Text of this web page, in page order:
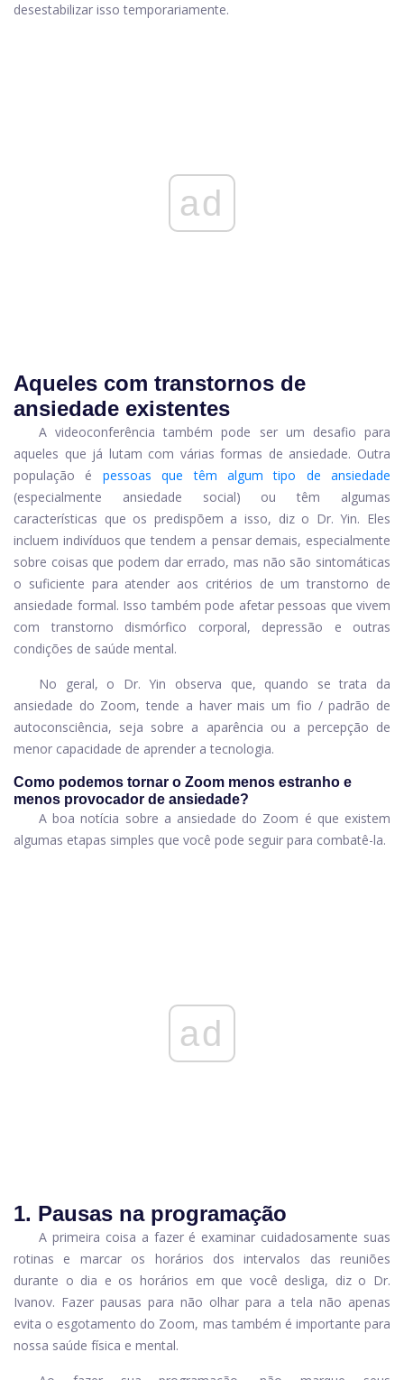
desestabilizar isso temporariamente.
ad
Aqueles com transtornos de
ansiedade existentes
A videoconferência também pode ser um desafio para
aqueles que já lutam com várias formas de ansiedade. Outra
população é
pessoas que têm algum tipo de ansiedade
(especialmente ansiedade social) ou têm algumas
características que os predispõem a isso, diz o Dr. Yin. Eles
incluem indivíduos que tendem a pensar demais, especialmente
sobre coisas que podem dar errado, mas não são sintomáticas
o suficiente para atender aos critérios de um transtorno de
ansiedade formal. Isso também pode afetar pessoas que vivem
com transtorno dismórfico corporal, depressão e outras
condições de saúde mental.
No geral, o Dr. Yin observa que, quando se trata da
ansiedade do Zoom, tende a haver mais um fio / padrão de
autoconsciência, seja sobre a aparência ou a percepção de
menor capacidade de aprender a tecnologia.
Como podemos tornar o Zoom menos estranho e
menos provocador de ansiedade?
A boa notícia sobre a ansiedade do Zoom é que existem
algumas etapas simples que você pode seguir para combatê-la.
ad
1. Pausas na programação
A primeira coisa a fazer é examinar cuidadosamente suas
rotinas e marcar os horários dos intervalos das reuniões
durante o dia e os horários em que você desliga, diz o Dr.
Ivanov. Fazer pausas para não olhar para a tela não apenas
evita o esgotamento do Zoom, mas também é importante para
nossa saúde física e mental.